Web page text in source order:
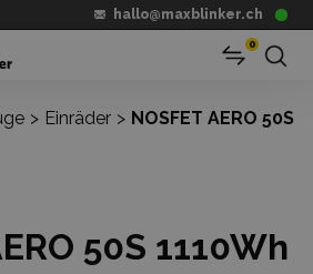
hallo@maxblinker.ch
0
> Einräder > NOSFET AERO 50S
50S 1110Wh